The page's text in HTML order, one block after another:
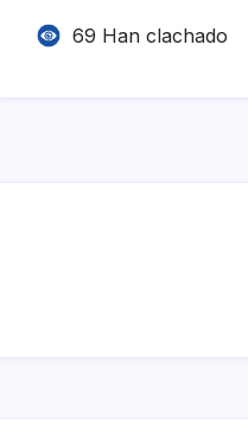
69 Han clachado